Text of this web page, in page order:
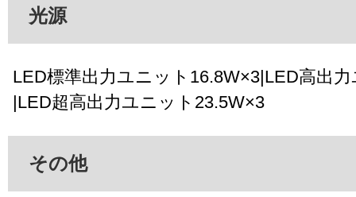
光源
LED標準出力ユニット16.8W×3|LED高出
|LED超高出力ユニット23.5W×3
その他